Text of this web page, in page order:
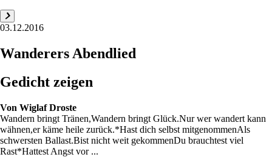
03.12.2016
Wanderers Abendlied
Gedicht zeigen
Von Wiglaf Droste
Wandern bringt Tränen,Wandern bringt Glück.Nur wer wandert kann
wähnen,er käme heile zurück.*Hast dich selbst mitgenommenAls
schwersten Ballast.Bist nicht weit gekommenDu brauchtest viel
Rast*Hattest Angst vor ...